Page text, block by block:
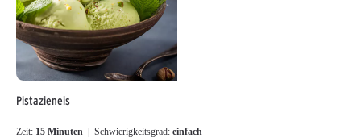
Pistazieneis
Zeit: 15 Minuten | Schwierigkeitsgrad: einfach